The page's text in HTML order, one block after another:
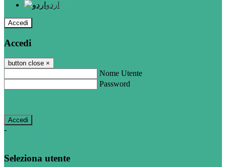
اردو
Accedi
Accedi
button close ×
Nome Utente
Password
-
Seleziona utente